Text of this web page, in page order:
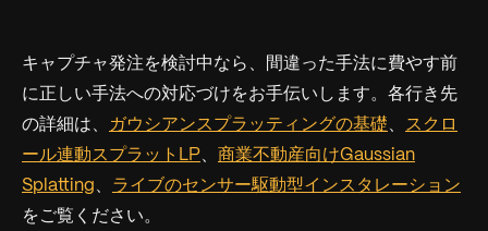
キャプチャ発注を検討中なら、間違った手法に費やす前
に正しい手法への対応づけをお手伝いします。各行き先
の詳細は、
ガウシアンスプラッティングの基礎 、 スクロ
ール連動スプラットLP、 商業不動産向けGaussian
Splatting 、 ライブのセンサー駆動型インスタレーション
をご覧ください。